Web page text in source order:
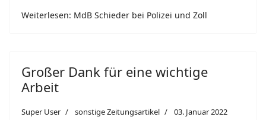
Weiterlesen: MdB Schieder bei Polizei und Zoll
Großer Dank für eine wichtige
Arbeit
Super User sonstige Zeitungsartikel 03. Januar 2022